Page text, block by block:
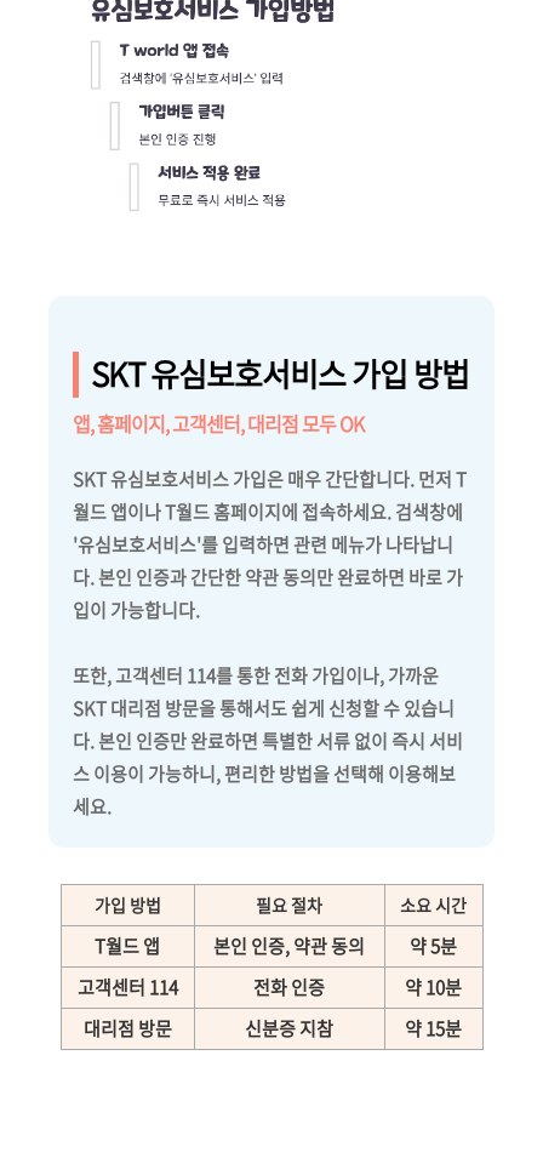
SKT 유심보호서비스 가입 방법
앱, 홈페이지, 고객센터, 대리점 모두 OK
SKT 유심보호서비스 가입은 매우 간단합니다. 먼저 T
월드 앱이나 T월드 홈페이지에 접속하세요. 검색창에
'유심보호서비스'를 입력하면 관련 메뉴가 나타납니
다. 본인 인증과 간단한 약관 동의만 완료하면 바로 가
입이 가능합니다.
또한, 고객센터 114를 통한 전화 가입이나, 가까운
SKT 대리점 방문을 통해서도 쉽게 신청할 수 있습니
다. 본인 인증만 완료하면 특별한 서류 없이 즉시 서비
스 이용이 가능하니, 편리한 방법을 선택해 이용해보
세요.
가입 방법 필요 절차 소요 시간
T월드 앱 본인 인증, 약관 동의
약 5분
고객센터 114
전화 인증
약 10분
대리점 방문
신분증 지참 약 15분